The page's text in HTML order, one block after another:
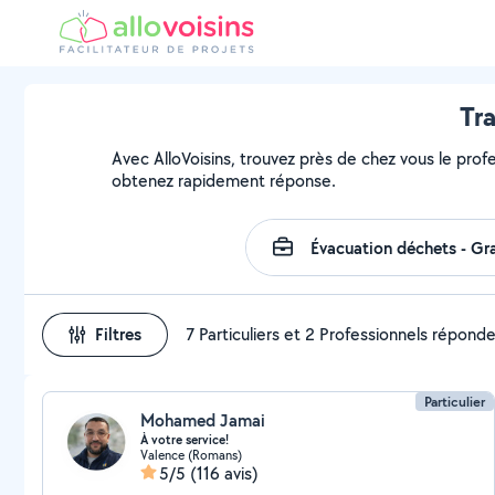
Avec AlloVoisins, trouvez près de chez vous le
obtenez rapidement réponse.
Filtres 7 Particuliers et 2 Professionnels
Particulier
Mohamed Jamai
À votre service!
Valence (Romans)
5/5 (116 avis)